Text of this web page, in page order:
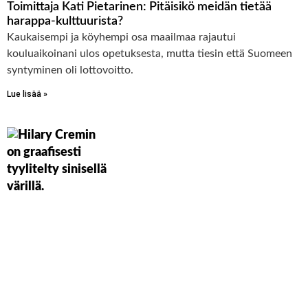
Toimittaja Kati Pietarinen: Pitäisikö meidän tietää
harappa-kulttuurista?
Kaukaisempi ja köyhempi osa maailmaa rajautui
kouluaikoinani ulos opetuksesta, mutta tiesin että Suomeen
syntyminen oli lottovoitto.
Lue lisää »